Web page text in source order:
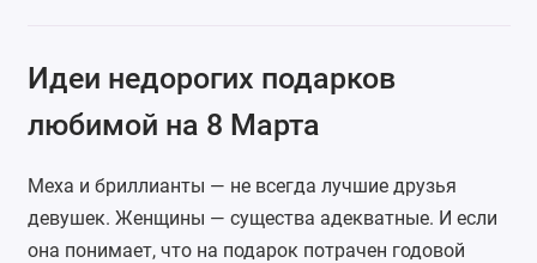
Идеи недорогих подарков
любимой на 8 Марта
Меха и бриллианты — не всегда лучшие друзья
девушек. Женщины — существа адекватные. И если
она понимает, что на подарок потрачен годовой